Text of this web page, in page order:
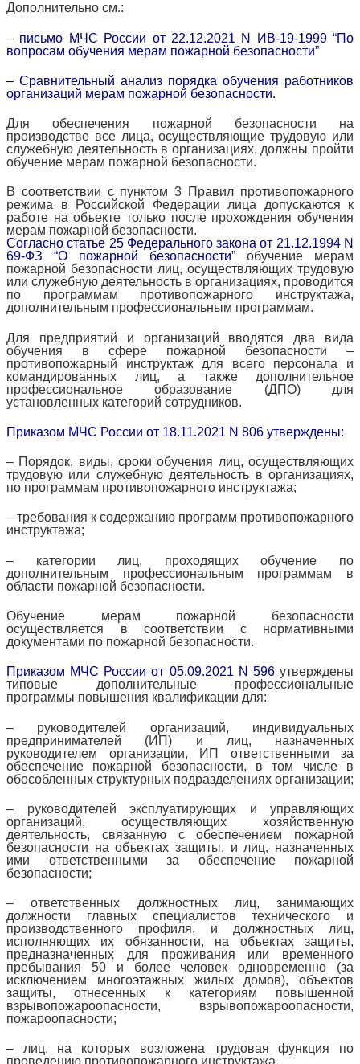
Дополнительно см.:
– письмо МЧС России от 22.12.2021 N ИВ-19-1999 “По
вопросам обучения мерам пожарной безопасности”
– Сравнительный анализ порядка обучения работников
организаций мерам пожарной безопасности.
Для обеспечения пожарной безопасности на
производстве все лица, осуществляющие трудовую или
служебную деятельность в организациях, должны пройти
обучение мерам пожарной безопасности.
В соответствии с пунктом 3 Правил противопожарного
режима в Российской Федерации лица допускаются к
работе на объекте только после прохождения обучения
мерам пожарной безопасности.
Согласно статье 25 Федерального закона от 21.12.1994 N
69-ФЗ “О пожарной безопасности” обучение мерам
пожарной безопасности лиц, осуществляющих трудовую
или служебную деятельность в организациях, проводится
по программам противопожарного инструктажа,
дополнительным профессиональным программам.
Для предприятий и организаций вводятся два вида
обучения в сфере пожарной безопасности –
противопожарный инструктаж для всего персонала и
командированных лиц, а также дополнительное
профессиональное образование (ДПО) для
установленных категорий сотрудников.
Приказом МЧС России от 18.11.2021 N 806 утверждены:
– Порядок, виды, сроки обучения лиц, осуществляющих
трудовую или служебную деятельность в организациях,
по программам противопожарного инструктажа;
– требования к содержанию программ противопожарного
инструктажа;
– категории лиц, проходящих обучение по
дополнительным профессиональным программам в
области пожарной безопасности.
Обучение мерам пожарной безопасности
осуществляется в соответствии с нормативными
документами по пожарной безопасности.
Приказом МЧС России от 05.09.2021 N 596утверждены
типовые дополнительные профессиональные
программы повышения квалификации для:
– руководителей организаций, индивидуальных
предпринимателей (ИП) и лиц, назначенных
руководителем организации, ИП ответственными за
обеспечение пожарной безопасности, в том числе в
обособленных структурных подразделениях организации;
– руководителей эксплуатирующих и управляющих
организаций, осуществляющих хозяйственную
деятельность, связанную с обеспечением пожарной
безопасности на объектах защиты, и лиц, назначенных
ими ответственными за обеспечение пожарной
безопасности;
– ответственных должностных лиц, занимающих
должности главных специалистов технического и
производственного профиля, и должностных лиц,
исполняющих их обязанности, на объектах защиты,
предназначенных для проживания или временного
пребывания 50 и более человек одновременно (за
исключением многоэтажных жилых домов), объектов
защиты, отнесенных к категориям повышенной
взрывопожароопасности, взрывопожароопасности,
пожароопасности;
– лиц, на которых возложена трудовая функция по